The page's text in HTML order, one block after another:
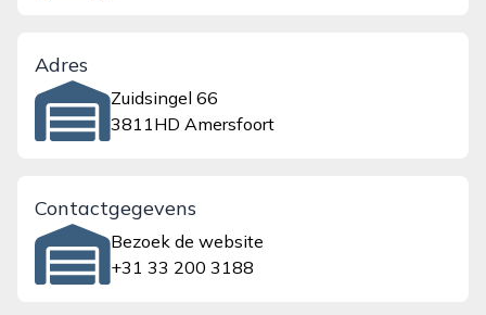
Adres
Zuidsingel 66
3811HD Amersfoort
Contactgegevens
Bezoek de website
+31 33 200 3188